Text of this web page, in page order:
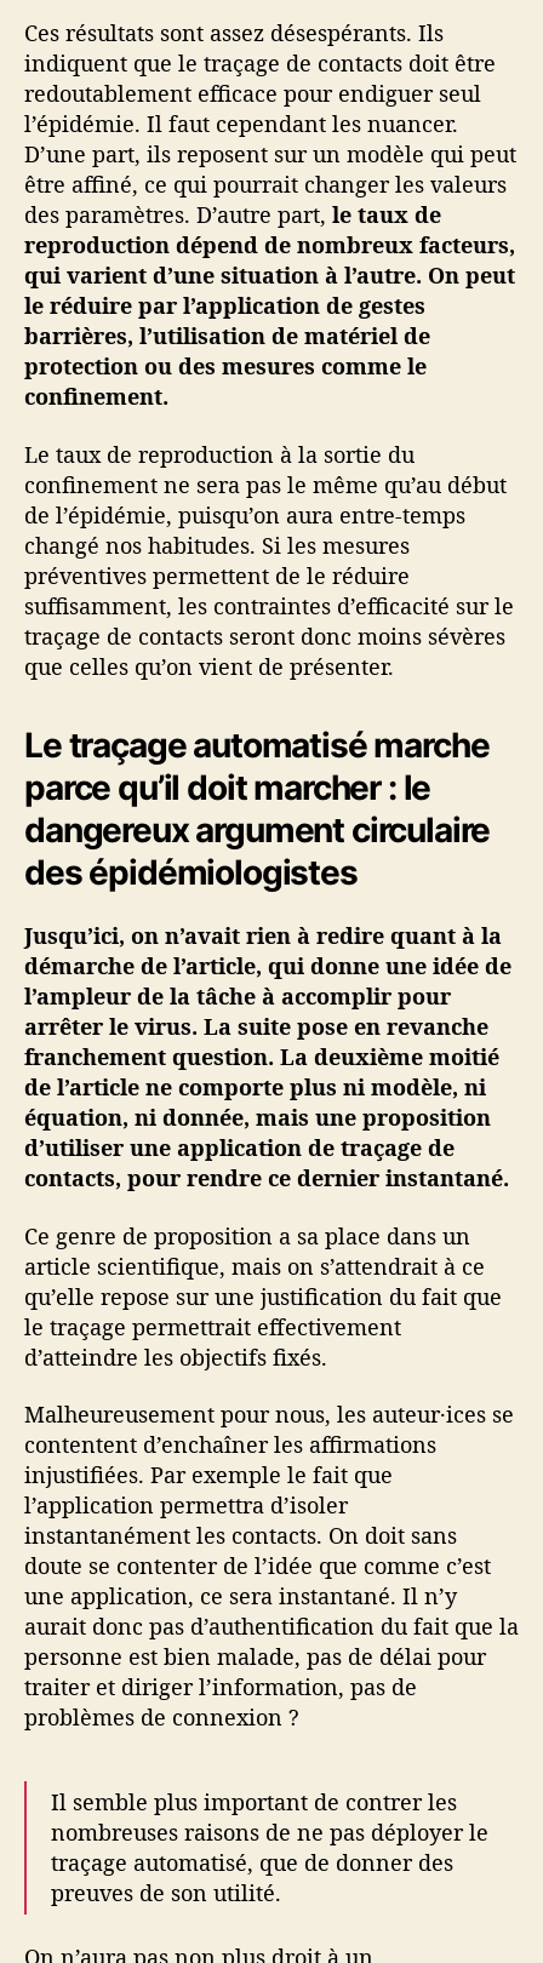
Ces résultats sont assez désespérants. Ils
indiquent que le traçage de contacts doit être
redoutablement efficace pour endiguer seul
l’épidémie. Il faut cependant les nuancer.
D’une part, ils reposent sur un modèle qui peut
être affiné, ce qui pourrait changer les valeurs
des paramètres. D’autre part, le taux de
reproduction dépend de nombreux facteurs,
qui varient d’une situation à l’autre. On peut
le réduire par l’application de gestes
barrières, l’utilisation de matériel de
protection ou des mesures comme le
confinement.
Le taux de reproduction à la sortie du
confinement ne sera pas le même qu’au début
de l’épidémie, puisqu’on aura entre-temps
changé nos habitudes. Si les mesures
préventives permettent de le réduire
suffisamment, les contraintes d’efficacité sur le
traçage de contacts seront donc moins sévères
que celles qu’on vient de présenter.
Le traçage automatisé marche
parce qu’il doit marcher : le
dangereux argument circulaire
des épidémiologistes
Jusqu’ici, on n’avait rien à redire quant à la
démarche de l’article, qui donne une idée de
l’ampleur de la tâche à accomplir pour
arrêter le virus. La suite pose en revanche
franchement question. La deuxième moitié
de l’article ne comporte plus ni modèle, ni
équation, ni donnée, mais une proposition
d’utiliser une application de traçage de
contacts, pour rendre ce dernier instantané.
Ce genre de proposition a sa place dans un
article scientifique, mais on s’attendrait à ce
qu’elle repose sur une justification du fait que
le traçage permettrait effectivement
d’atteindre les objectifs fixés.
Malheureusement pour nous, les auteur·ices se
contentent d’enchaîner les affirmations
injustifiées. Par exemple le fait que
l’application permettra d’isoler
instantanément les contacts. On doit sans
doute se contenter de l’idée que comme c’est
une application, ce sera instantané. Il n’y
aurait donc pas d’authentification du fait que la
personne est bien malade, pas de délai pour
traiter et diriger l’information, pas de
problèmes de connexion ?
Il semble plus important de contrer les
nombreuses raisons de ne pas déployer le
traçage automatisé, que de donner des
preuves de son utilité.
On n’aura pas non plus droit à un